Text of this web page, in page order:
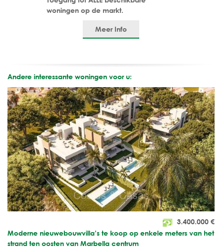
woningen op de markt.
Meer Info
Andere interessante woningen voor u:
3.400.000 €
Moderne nieuwebouwvilla’s te koop op enkele meters van het
strand ten oosten van Marbella centrum